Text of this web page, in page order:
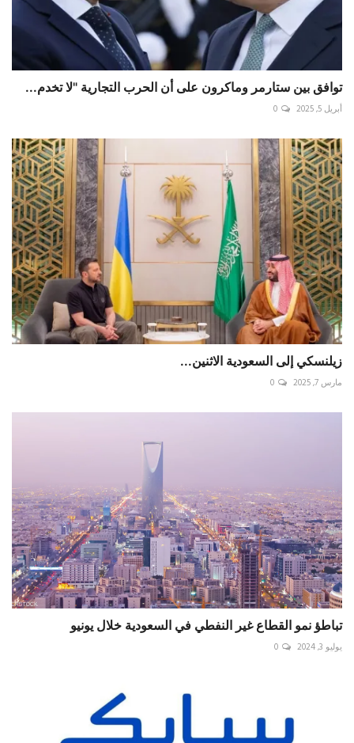
توافق بين ستارمر وماكرون على أن الحرب التجارية "لا تخدم...
أبريل 5, 2025 0
زيلنسكي إلى السعودية الاثنين...
مارس 7, 2025 0
تباطؤ نمو القطاع غير النفطي في السعودية خلال يونيو
يوليو 3, 2024 0